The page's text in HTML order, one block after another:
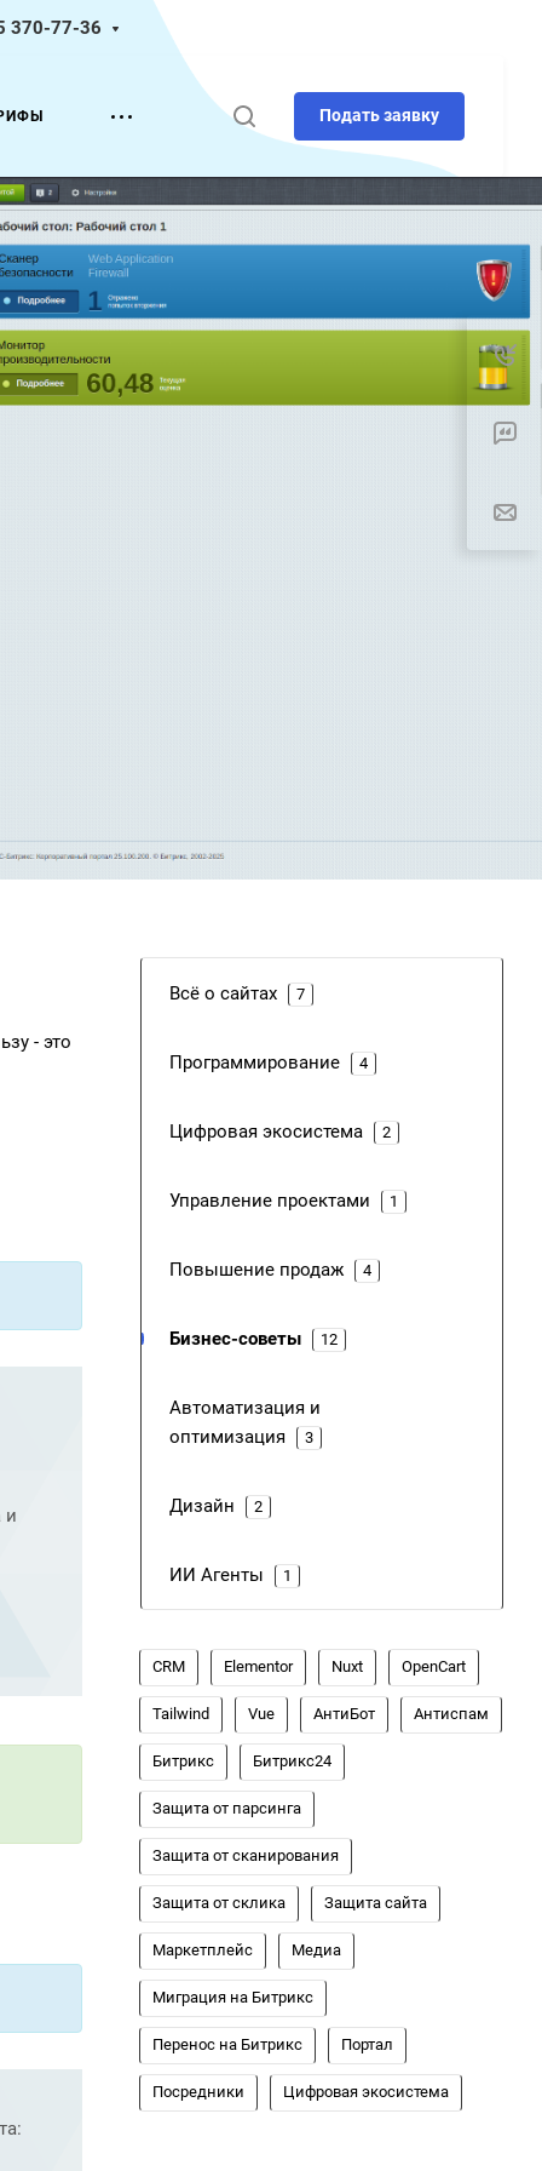
370-77-36
Подать заявку
- это
и
Всё о сайтах 7
Программирование 4
Цифровая экосистема 2
Управление проектами 1
Повышение продаж 4
Бизнес-советы 12
Автоматизация и
оптимизация
3
Дизайн 2
ИИ Агенты 1
CRM Elementor Nuxt OpenCart
Tailwind Vue АнтиБот Антиспам
Битрикс Битрикс24
Защита от парсинга
Защита от сканирования
Защита от склика Защита сайта
Маркетплейс Медиа
Миграция на Битрикс
Перенос на Битрикс Портал
Посредники Цифровая экосистема